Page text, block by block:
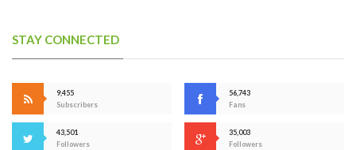
STAY CONNECTED
9,455
Subscribers
56,743
Fans
43,501
Followers
35,003
Followers